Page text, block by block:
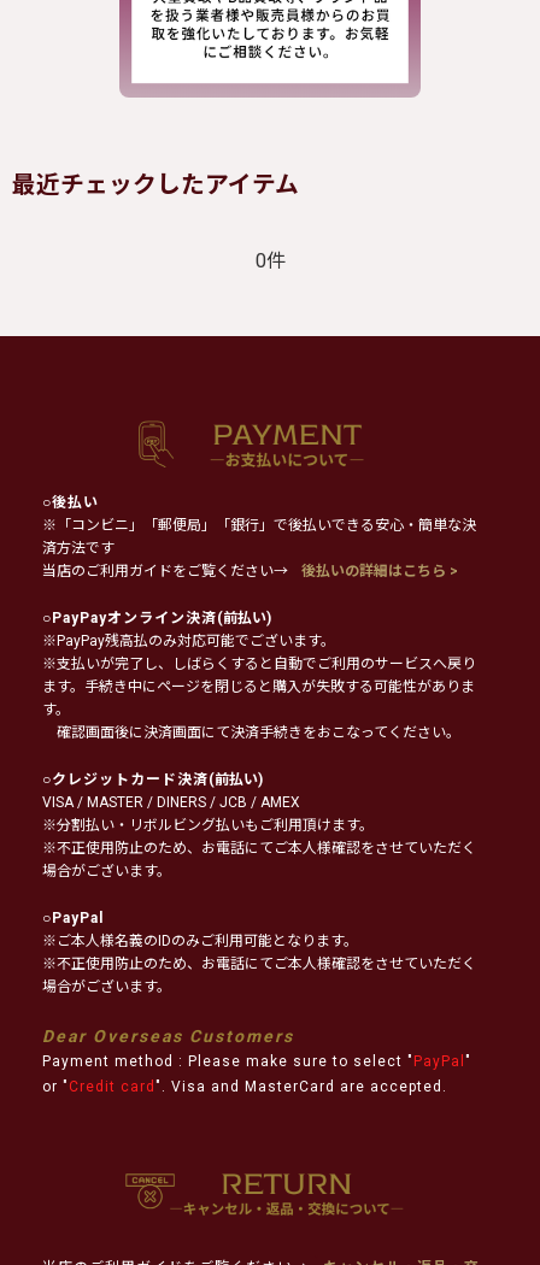
最近チェックしたアイテム
0件
○後払い
※「コンビニ」「郵便局」「銀行」で後払いできる安心・簡単な決
済方法です
当店のご利用ガイドをご覧ください→
後払いの詳細はこちら >
○PayPayオンライン決済(前払い)
※PayPay残高払のみ対応可能でございます。
※支払いが完了し、しばらくすると自動でご利用のサービスへ戻り
ます。手続き中にページを閉じると購入が失敗する可能性がありま
す。
確認画面後に決済画面にて決済手続きをおこなってください。
○クレジットカード決済(前払い)
VISA / MASTER / DINERS / JCB / AMEX
※分割払い・リボルビング払いもご利用頂けます。
※不正使用防止のため、お電話にてご本人様確認をさせていただく
場合がございます。
○PayPal
※ご本人様名義のIDのみご利用可能となります。
※不正使用防止のため、お電話にてご本人様確認をさせていただく
場合がございます。
Dear Overseas Customers
Payment method : Please make sure to select " PayPal "
or " Credit card ". Visa and MasterCard are accepted.